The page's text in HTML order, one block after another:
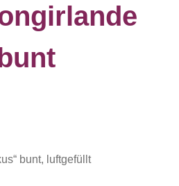
bunt, luftgefüllt